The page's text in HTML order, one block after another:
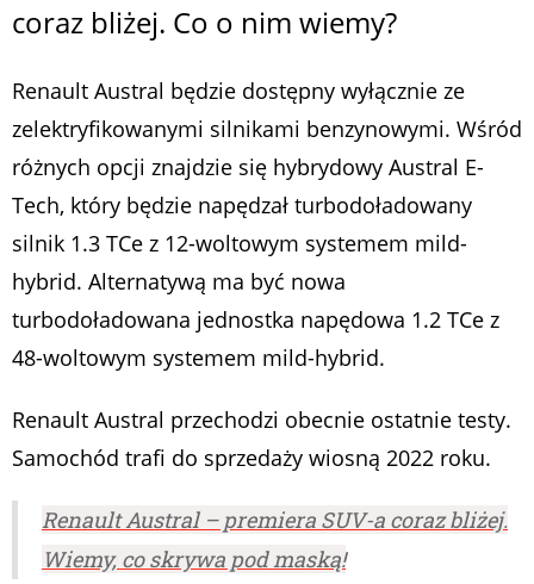
coraz bliżej. Co o nim wiemy?
Renault Austral będzie dostępny wyłącznie ze
zelektryfikowanymi silnikami benzynowymi. Wśród
różnych opcji znajdzie się hybrydowy Austral E-
Tech, który będzie napędzał turbodoładowany
silnik 1.3 TCe z 12-woltowym systemem mild-
hybrid. Alternatywą ma być nowa
turbodoładowana jednostka napędowa 1.2 TCe z
48-woltowym systemem mild-hybrid.
Renault Austral przechodzi obecnie ostatnie testy.
Samochód trafi do sprzedaży wiosną 2022 roku.
Renault Austral – premiera SUV-a coraz bliżej.
Wiemy, co skrywa pod maską!